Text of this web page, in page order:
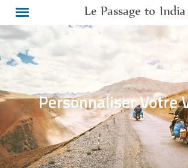
Le Passage to India
Personnaliser Votre